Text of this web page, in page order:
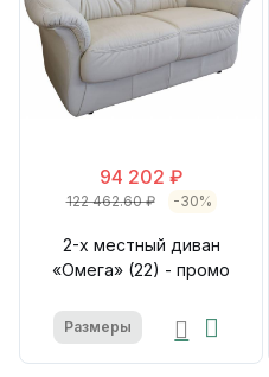
94 202 ₽
122 462.60 ₽ -30%
2-х местный диван
«Омега» (22) - промо
Размеры